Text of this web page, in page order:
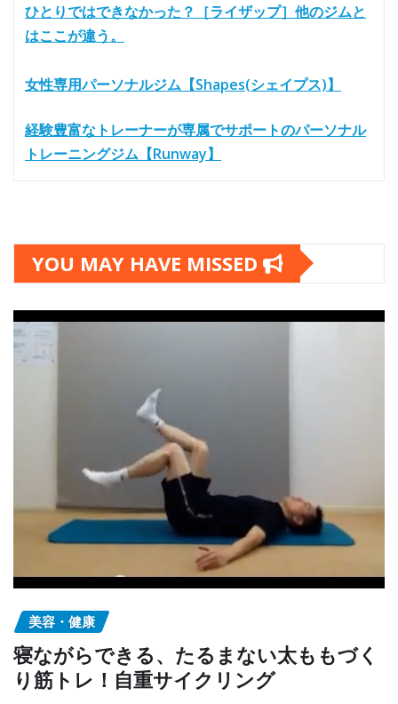
ひとりではできなかった？［ライザップ］他のジムと
はここが違う。
女性専用パーソナルジム【Shapes(シェイプス)】
経験豊富なトレーナーが専属でサポートのパーソナル
トレーニングジム【Runway】
YOU MAY HAVE MISSED
美容・健康
寝ながらできる、たるまない太ももづく
り筋トレ！自重サイクリング